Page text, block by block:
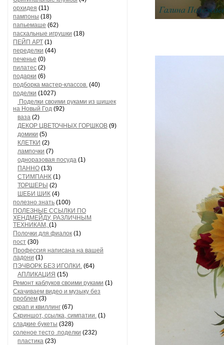
орхидея (11)
пампоны (18)
папьемаше (62)
пасхальные игрушки (18)
ПЕЙП АРТ (1)
переделки (44)
печенье (0)
пилатес (2)
подарки (6)
подборка мастер-классов. (40)
поделки (1027)
Поделки своими руками из шишек
на Новый Год (92)
ваза (2)
ДЕКОР ЦВЕТОЧНЫХ ГОРШКОВ (9)
домики (5)
КЛЕТКИ (2)
лампочки (7)
одноразовая посуда (1)
ПАННО (13)
СТИМПАНК (1)
ТОРШЕРЫ (2)
ШЕБИ ШИК (4)
полезно знать (100)
ПОЛЕЗНЫЕ ССЫЛКИ ПО
ХЕНДМЕЙДУ, РАЗЛИЧНЫМ
ТЕХНИКАМ, (1)
Полочки для фиалок (1)
пост (30)
Профессия написана на вашей
ладони (1)
ПЭЧВОРК БЕЗ ИГОЛКИ. (64)
АПЛИКАЦИЯ (15)
Ремонт каблуков своими руками (1)
Скачиваем видео и музыку без
проблем (3)
скрап и квиллинг (67)
Скриншот, ссылка, симпатии. (1)
сладкие букеты (328)
соленое тесто .поделки (232)
пластика (23)